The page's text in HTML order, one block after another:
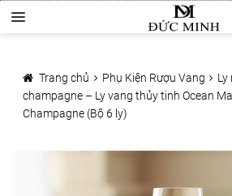
đến
hướng
Chuyển
đến
a
h
m
ụ
Sản phẩm
Phụ Kiện Rượu Vang
Trang chủ Phụ Kiện Rượu Vang Ly
champagne – Ly vang thủy tinh Ocean
Champagne (Bộ 6 ly)